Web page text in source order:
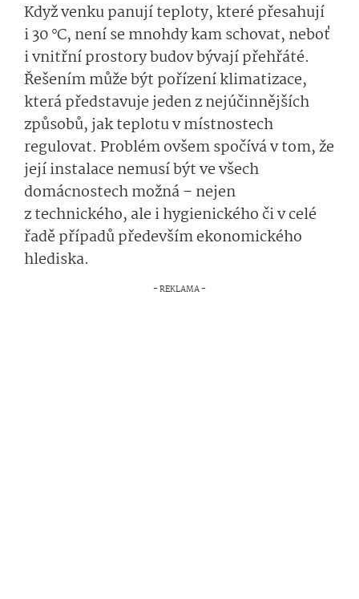
Když venku panují teploty, které přesahují
i 30 °C, není se mnohdy kam schovat, neboť
i vnitřní prostory budov bývají přehřáté.
Řešením může být pořízení klimatizace,
která představuje jeden z nejúčinnějších
způsobů, jak teplotu v místnostech
regulovat. Problém ovšem spočívá v tom, že
její instalace nemusí být ve všech
domácnostech možná – nejen
z technického, ale i hygienického či v celé
řadě případů především ekonomického
hlediska.